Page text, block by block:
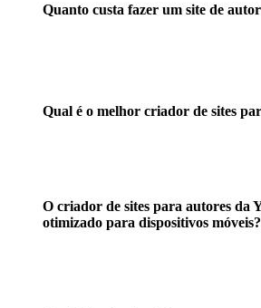
Quanto custa fazer um site de
Qual é o melhor criador de sites
O criador de sites para autores da
otimizado para dispositivos móveis?